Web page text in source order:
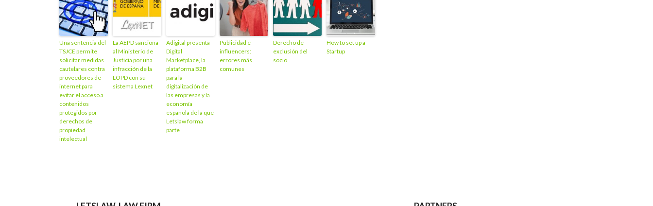
Una sentencia del
TSJCE permite
solicitar medidas
cautelares contra
proveedores de
internet para
evitar el acceso a
contenidos
protegidos por
derechos de
propiedad
intelectual
La AEPD sanciona
al Ministerio de
Justicia por una
infracción de la
LOPD con su
sistema Lexnet
Adigital presenta
Digital
Marketplace, la
plataforma B2B
para la
digitalización de
las empresas y la
economía
española de la que
Letslaw forma
parte
Publicidad e
influencers:
errores más
comunes
Derecho de
exclusión del
socio
How to set up a
Startup